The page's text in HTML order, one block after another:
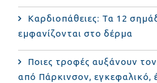
Καρδιοπάθειες: Τα 12
εμφανίζονται στο δέρμα
Ποιες τροφές αυξάνουν
από Πάρκινσον, εγκεφαλικό,